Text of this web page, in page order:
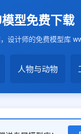
型免费下载
设计师的免费模型库
人物与动物